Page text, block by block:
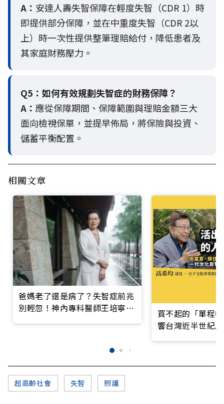
A： 安達人壽失智保障在輕度失智（CDR 1）時
即提供部分保障，並在中重度失智（CDR 2以
上）時一次性提供整筆理賠給付，降低患者及
其家庭財務壓力。
Q5： 如何有效規劃失智症的財務保障？
A： 應從保障期間、保障範圍與理賠金額三大
面向檢視保單，並提早佈局，將保險與投資、
儲蓄平衡配置。
相關文章
爸媽老了還是病了？失智症前兆
別輕忽！神內專科醫師王培寧呼
買不起的「單程
響台灣近半世紀
超高齡社會 失智 照護